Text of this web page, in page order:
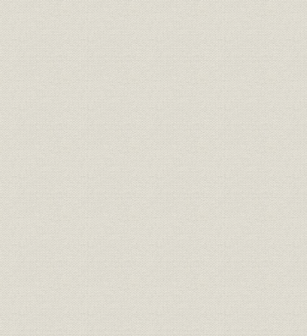
生産 土佐の炭山と仕成期間
宝永8年
年)
生産;資源 御料炭・他領炭の割合
元禄4年
(1861年)
生産;資源
土佐領請負山での伐採可能な樹
種
正徳4年
年)
生産 井ノ川山・大佐連山の仕成高
享和元年
(1805年)7
生産 製炭地別炭購入量
享和元年
(1813年)
生産 製炭地別炭竈数
文化2年
(1813年)
生産 産銅経費
宝暦11年
(1854年)